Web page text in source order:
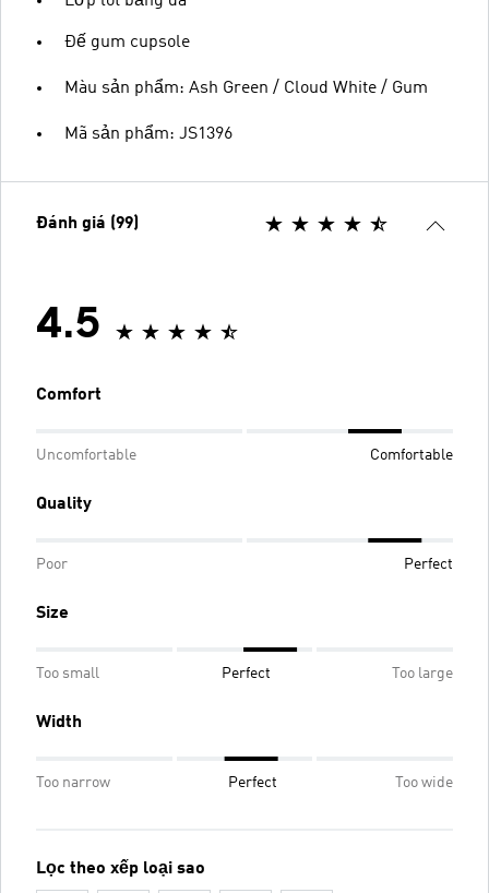
Đế gum cupsole
Màu sản phẩm: Ash Green / Cloud White / Gum
Mã sản phẩm: JS1396
Đánh giá (99)
4.5
Comfort
Uncomfortable Comfortable
Quality
Poor Perfect
Size
Too small Perfect Too large
Width
Too narrow Perfect Too wide
Lọc theo xếp loại sao